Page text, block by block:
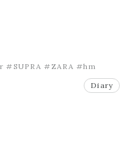
#SUPRA #ZARA #hm
Diary